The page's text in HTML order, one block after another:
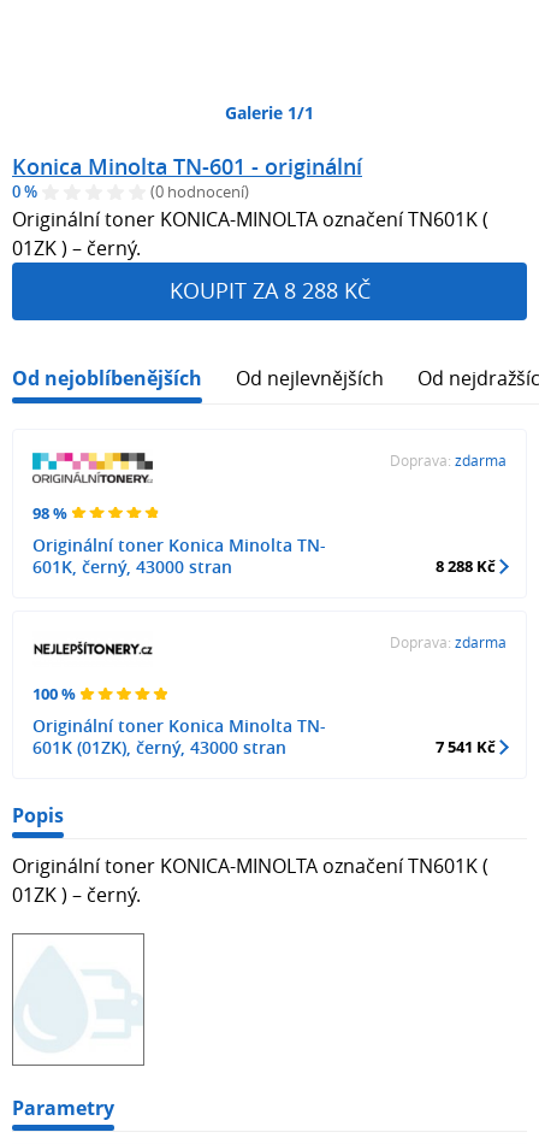
Galerie 1/1
Konica Minolta TN-601 - originální
0 % (0 hodnocení)
Originální toner KONICA-MINOLTA označení TN601K (
01ZK ) – černý.
KOUPIT ZA 8 288 KČ
Od nejoblíbenějších Od nejlevnějších Od
98 %
Originální toner Konica Minolta TN-
601K, černý, 43000 stran
Doprava: zdarma
8 288 Kč
100 %
Originální toner Konica Minolta TN-
601K (01ZK), černý, 43000 stran
Doprava: zdarma
7 541 Kč
Popis
Originální toner KONICA-MINOLTA označení TN601K (
01ZK ) – černý.
Parametry